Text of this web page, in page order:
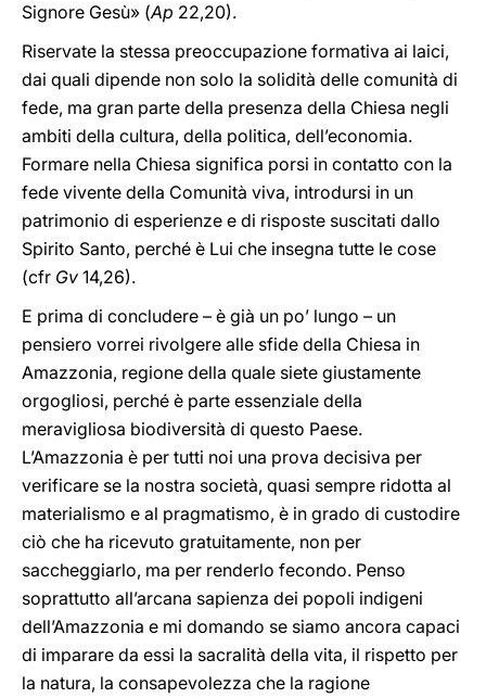
Signore Gesù» (Ap 22,20).
Riservate la stessa preoccupazione formativa ai laici,
dai quali dipende non solo la solidità delle comunità di
fede, ma gran parte della presenza della Chiesa negli
ambiti della cultura, della politica, dell’economia.
Formare nella Chiesa significa porsi in contatto con la
fede vivente della Comunità viva, introdursi in un
patrimonio di esperienze e di risposte suscitati dallo
Spirito Santo, perché è Lui che insegna tutte le cose
(cfr Gv 14,26).
E prima di concludere – è già un po’ lungo – un
pensiero vorrei rivolgere alle sfide della Chiesa in
Amazzonia, regione della quale siete giustamente
orgogliosi, perché è parte essenziale della
meravigliosa biodiversità di questo Paese.
L’Amazzonia è per tutti noi una prova decisiva per
verificare se la nostra società, quasi sempre ridotta al
materialismo e al pragmatismo, è in grado di custodire
ciò che ha ricevuto gratuitamente, non per
saccheggiarlo, ma per renderlo fecondo. Penso
soprattutto all’arcana sapienza dei popoli indigeni
dell’Amazzonia e mi domando se siamo ancora capaci
di imparare da essi la sacralità della vita, il rispetto per
la natura, la consapevolezza che la ragione